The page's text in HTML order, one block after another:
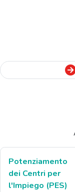
Potenziamento
dei Centri per
l'Impiego (PES)